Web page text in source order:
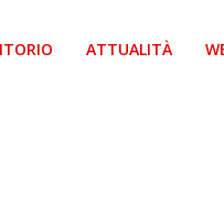
ATTUALITÀ